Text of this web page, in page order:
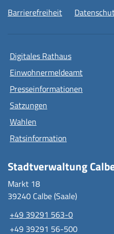
Barrierefreiheit
Digitales Rathaus
Einwohnermeldeamt
Presseinformationen
Satzungen
Wahlen
Ratsinformation
Stadtverwaltung
Markt 18
39240 Calbe (Saale)
+49 39291 563-0
+49 39291 56-500